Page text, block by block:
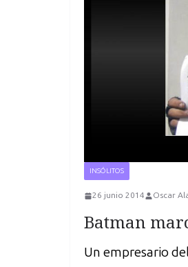
INSÓLITOS
26 junio 2014 Oscar
Batman
Un empresario